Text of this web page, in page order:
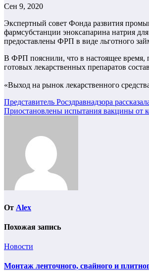
Сен 9, 2020
Экспертный совет Фонда развития
фармсубстанции эноксапарина натрия
предоставлены ФРП в виде льготного
В ФРП пояснили, что в настоящее время,
готовых лекарственных препаратов
«Выход на рынок лекарственного
Навигация
по
Представитель Росздравнадзора
Приостановлены испытания вакцины от
От Alex
Похожая запись
Новости
Монтаж ленточного, свайного и